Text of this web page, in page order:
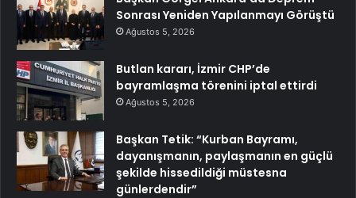
Sonrası Yeniden Yapılanmayı Görüştü
Ağustos 5, 2026
Butlan kararı, İzmir CHP’de
bayramlaşma törenini iptal ettirdi
Ağustos 5, 2026
Başkan Tetik: “Kurban Bayramı,
dayanışmanın, paylaşmanın en güçlü
şekilde hissedildiği müstesna
günlerdendir”